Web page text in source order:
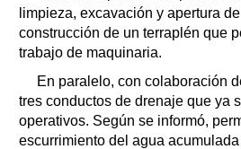
limpieza, excavación y apertura
construcción de un terraplén que
trabajo de maquinaria.
En paralelo, con colaboración
tres conductos de drenaje que ya
operativos. Según se informó,
escurrimiento del agua